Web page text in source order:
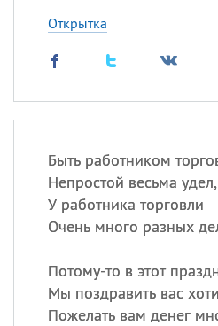
Открытка
Быть работником
Непростой весьма удел,
У работника торговли
Очень много разных
Потому-то в этот
Мы поздравить вас
Пожелать вам денег